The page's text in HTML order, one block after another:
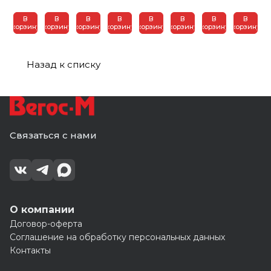
В
корзину
В
корзину
В
корзину
В
корзину
В
корзину
В
корзину
В
корзину
В
корзину
Назад к списку
Связаться с нами
О компании
Договор-оферта
Соглашение на обработку персональных данных
Контакты